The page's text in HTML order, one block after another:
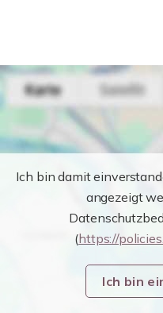
Ich bin damit
angezeigt
(https://
Ich bin